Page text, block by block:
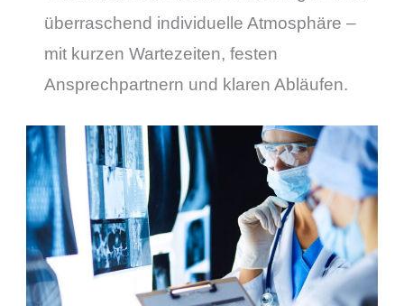
überraschend individuelle Atmosphäre –
mit kurzen Wartezeiten, festen
Ansprechpartnern und klaren Abläufen.